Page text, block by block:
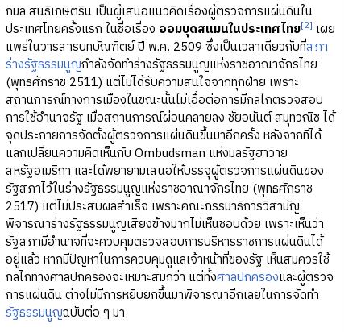
กมล สนธิเกษตริน เป็นผู้เสนอแนวคิดเรื่องผู้ตรวจการแผ่นดินใน
ประเทศไทยครั้งแรก ในชื่อเรื่อง ออมบุดสแมนในประเทศไทย[2] เผย
แพร่ในวารสารบทบัณฑิตย์ ปี พ.ศ. 2509 ซึ่งเป็นเวลาเดียวกับที่สภา
ร่างรัฐธรรมนูญกำลังจัดทำร่างรัฐธรรมนูญแห่งราชอาณาจักรไทย
(พุทธศักราช 2511) แต่ไม่ได้รับความสนใจจากทุกฝ่าย เพราะ
สถานการณ์ทางการเมืองในขณะนั้นไม่เอื้อต่อการมีกลไกตรวจสอบ
การใช้อำนาจรัฐ เมื่อสถานการณ์ผ่อนคลายลง ชัยอนันต์ สมุทวณิช ได้
จุดประกายการจัดตั้งผู้ตรวจการแผ่นดินขึ้นมาอีกครั้ง หลังจากที่ได้
แลกเปลี่ยนความคิดเห็นกับ Ombudsman แห่งมลรัฐฮาวาย
สหรัฐอเมริกา และได้พยายามเสนอให้บรรจุผู้ตรวจการแผ่นดินของ
รัฐสภาไว้ในร่างรัฐธรรมนูญแห่งราชอาณาจักรไทย (พุทธศักราช
2517) แต่ไม่ประสบผลสำเร็จ เพราะคณะกรรมาธิการวิสามัญ
พิจารณาร่างรัฐธรรมนูญเสียงข้างมากไม่เห็นชอบด้วย เพราะเห็นว่า
รัฐสภามีอำนาจที่จะควบคุมตรวจสอบการบริหารราชการแผ่นดินได้
อยู่แล้ว หากมีปัญหาในการควบคุมดูแลเจ้าหน้าที่ของรัฐ เห็นสมควรใช้
กลไกทางศาลปกครองจะเหมาะสมกว่า แต่ทั้งศาลปกครองและผู้ตรวจ
การแผ่นดิน ต่างไม่มีการหยิบยกขึ้นมาพิจารณาอีกเลยในการจัดทำ
รัฐธรรมนูญฉบับต่อ ๆ มา